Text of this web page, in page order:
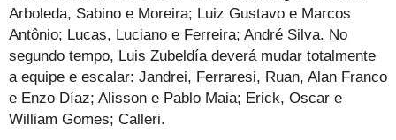
Arboleda, Sabino e Moreira; Luiz Gustavo e Marcos
Antônio; Lucas, Luciano e Ferreira; André Silva. No
segundo tempo, Luis Zubeldía deverá mudar totalmente
a equipe e escalar: Jandrei, Ferraresi, Ruan, Alan Franco
e Enzo Díaz; Alisson e Pablo Maia; Erick, Oscar e
William Gomes; Calleri.